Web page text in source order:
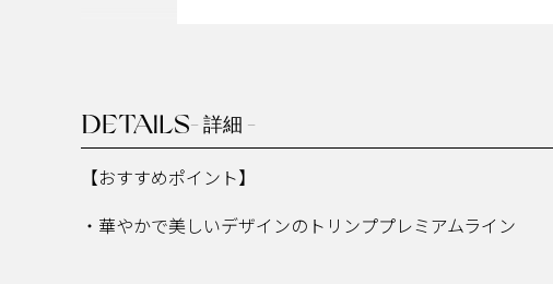
DETAILS- 詳細 -
【おすすめポイント】
・華やかで美しいデザインのトリンププレミアムライン